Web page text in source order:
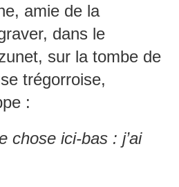
amie de la
dans le
sur la tombe de
trégorroise,
:
chose ici-bas : j’ai